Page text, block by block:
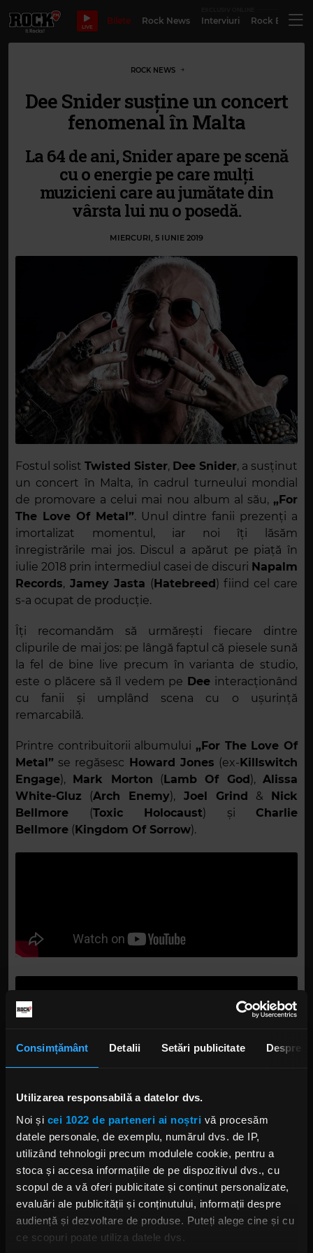
Consimțământ Detalii Setări publicitate Despre
Utilizarea responsabilă a datelor dvs.
Noi și cei 1022 de parteneri ai noștri vă procesăm
datele personale, de exemplu, numărul dvs. de IP,
utilizând tehnologii precum modulele cookie, pentru a
stoca și accesa informațiile de pe dispozitivul dvs., cu
scopul de a vă oferi publicitate și conținut personalizate,
evaluări ale publicității și conținutului, informații despre
audiență și dezvoltare de produse. Puteți alege cine și cu
ce scopuri poate utiliza datele dvs.
LIVE
Bilete Rock News Interviuri Rock
ROCK NEWS
Dee Snider susține un concert
fenomenal în Malta
La 64 de ani, Snider apare pe scenă
cu o energie pe care mulți
muzicieni care au jumătate din
vârsta lui nu o posedă.
MIERCURI, 5 IUNIE 2019
Fostul solist Twisted Sister, Dee Snider, a susținut
un concert în Malta, în cadrul turneului mondial
de promovare a celui mai nou album al său, „For
The Love Of Metal”. Unul dintre fanii prezenți a
imortalizat momentul, iar noi îți lăsăm
înregistrările mai jos. Discul a apărut pe piață în
iulie 2018 prin intermediul casei de discuri Napalm
Records, Jamey Jasta (Hatebreed) fiind cel care
s-a ocupat de producție.
Îți recomandăm să urmărești fiecare dintre
clipurile de mai jos: pe lângă faptul că piesele sună
la fel de bine live precum în varianta de studio,
este o plăcere să îl vedem pe Dee interacționând
cu fanii și umplând scena cu o ușurință
remarcabilă.
Printre contribuitorii albumului „For The Love Of
Metal” se regăsesc Howard Jones (ex-Killswitch
Engage), Mark Morton (Lamb Of God),Alissa
White-Gluz (Arch Enemy), Joel Grind & Nick
Bellmore (Toxic Holocaust) și Charlie
Bellmore (Kingdom Of Sorrow).
Foto: Facebook